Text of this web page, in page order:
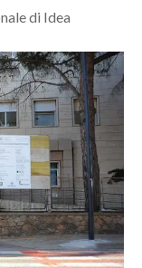
di Idea